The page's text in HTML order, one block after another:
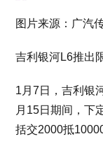
图片来源：广汽
吉利银河L6推出
1月7日，吉利银
月15日期间，下
括交2000抵